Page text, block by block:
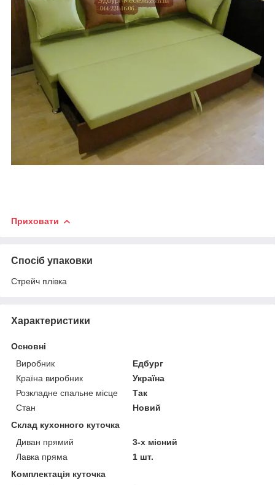
Приховати
Спосіб упаковки
Стрейч плівка
Характеристики
Основні
Виробник
Едбург
Країна виробник
Україна
Розкладне спальне місце
Так
Стан
Новий
Склад кухонного куточка
Диван прямий
3-х місний
Лавка пряма
1 шт.
Комплектація куточка